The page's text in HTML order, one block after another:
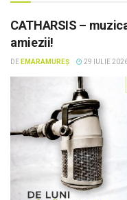
CATHARSIS –
amiezii!
DE EMARAMUREȘ 29 IULIE